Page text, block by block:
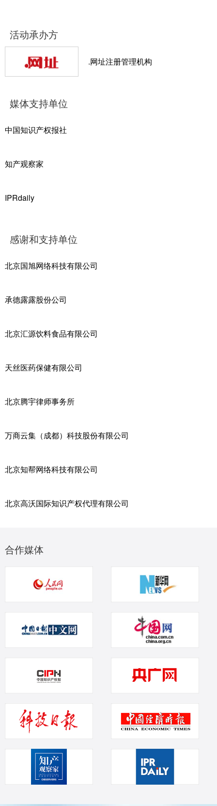
活动承办方
.网址注册管理机构
媒体支持单位
中国知识产权报社
知产观察家
IPRdaily
感谢和支持单位
北京国旭网络科技有限公司
承德露露股份公司
北京汇源饮料食品有限公司
天丝医药保健有限公司
北京腾宇律师事务所
万商云集（成都）科技股份有限公司
北京知帮网络科技有限公司
北京高沃国际知识产权代理有限公司
合作媒体